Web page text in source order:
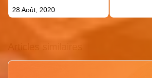
28 Août, 2020